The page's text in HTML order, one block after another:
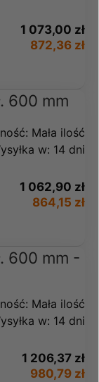
1 073,00 zł
872,36 zł
600 mm
Mała ilość
w: 14 dni
1 062,90 zł
864,15 zł
600 mm -
Mała ilość
w: 14 dni
1 206,37 zł
980,79 zł